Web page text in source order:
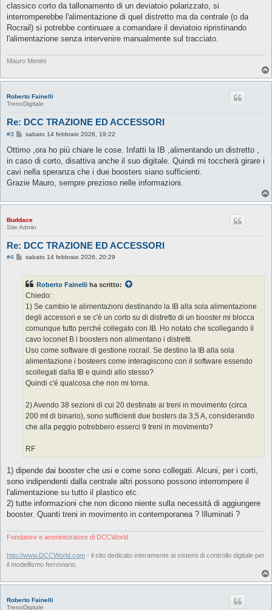
classico corto da tallonamento di un deviatoio polarizzato, si
interromperebbe l'alimentazione di quel distretto ma da centrale (o da
Rocrail) si potrebbe continuare a comandare il deviatoio ripristinando
l'alimentazione senza intervenire manualmente sul tracciato.
Mauro Menini
Roberto Fainelli
TrenoDigitale
Re: DCC TRAZIONE ED ACCESSORI
#3
M
s
a
g
i
sabato 14 febbraio 2026, 19:22
Ottimo ,ora ho più chiare le cose. Infatti la IB ,alimentando un distretto ,
in caso di corto, disattiva anche il suo digitale. Quindi mi toccherà girare i
cavi nella speranza che i due boosters siano sufficienti.
Grazie Mauro, sempre prezioso nelle informazioni.
Buddace
Site Admin
Re: DCC TRAZIONE ED ACCESSORI
#4
M
a
g
o
sabato 14 febbraio 2026, 20:29
Roberto Fainelli ha scritto:
Chiedo:
1) Se cambio le alimentazioni destinando la IB alla sola alimentazione
degli accessori e se c'é un corto su di distretto di un booster mi blocca
comunque tutto perché collegato con IB. Ho notato che scollegando il
cavo loconet B i boosters non alimentano i distretti.
Uso come software di gestione rocrail. Se destino la IB alla sola
alimentazione i bosteers come interagiscono con il software essendo
scollegati dalla IB e quindi allo stesso?
Quindi c'é qualcosa che non mi torna.
2) Avendo 38 sezioni di cui 20 destinate ai treni in movimento (circa
200 mt di binario), sono sufficienti due bosters da 3,5 A, considerando
che alla peggio potrebbero esserci 9 treni in movimento?
RF
1) dipende dai booster che usi e come sono collegati. Alcuni, per i corti,
sono indipendenti dalla centrale altri possono possono interrompere il
l'alimentazione su tutto il plastico etc.
2) tutte informazioni che non dicono niente sulla necessità di aggiungere
booster. Quanti treni in movimento in contemporanea ? Illuminati ?
Fondatore e amministratore di DCCWorld
http://www.DCCWorld.com - il sito dedicato interamente ai sistemi di controllo digitale per
il modellismo ferroviario.
Roberto Fainelli
TrenoDigitale